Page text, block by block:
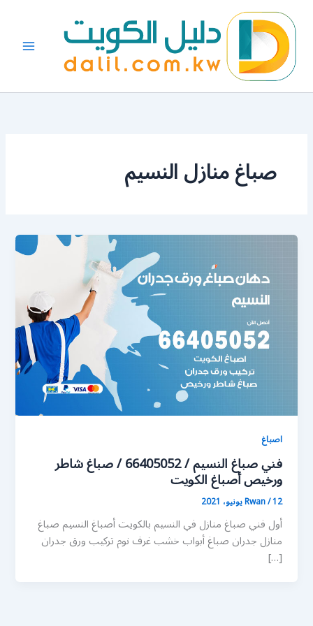
المحتوى
صباغ منازل النسيم
اصباغ
فني صباغ النسيم / 66405052 / صباغ شاطر
ورخيص أصباغ الكويت
Rwan/12 يونيو، 2021
أول فني صباغ منازل في النسيم بالكويت أصباغ النسيم صباغ
منازل جدران صباغ أبواب خشب غرف نوم تركيب ورق جدران
[…]